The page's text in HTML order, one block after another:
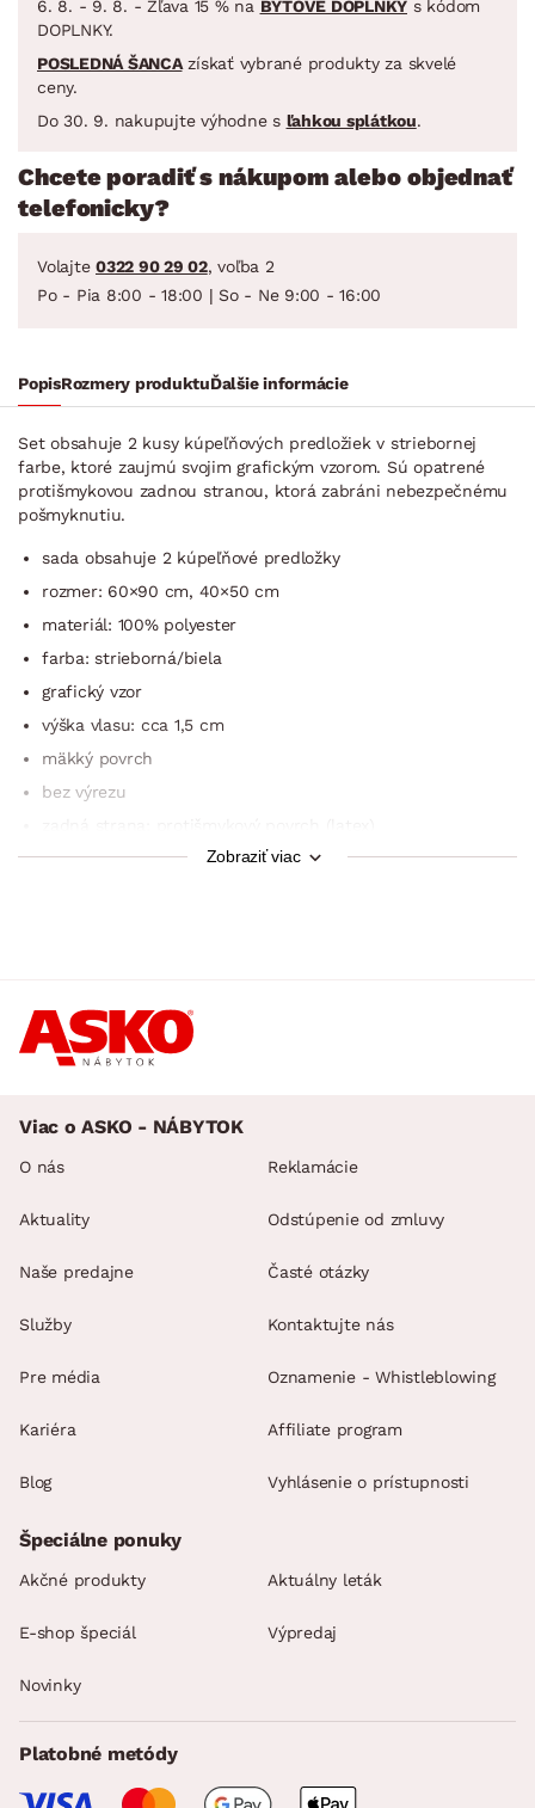
6. 8. - 9. 8. - Zľava 15 % na BYTOVÉ DOPLNKY s kódom
DOPLNKY.
POSLEDNÁ ŠANCAzískať vybrané produkty za skvelé
ceny.
Do 30. 9. nakupujte výhodne s ľahkou splátkou.
Chcete poradiť s nákupom alebo objednať
telefonicky?
Volajte 0322 90 29 02, voľba 2
Po - Pia 8:00 - 18:00 | So - Ne 9:00 - 16:00
PopisRozmery produktuĎalšie informácie
Set obsahuje 2 kusy kúpeľňových predložiek v striebornej
farbe, ktoré zaujmú svojim grafickým vzorom. Sú opatrené
protišmykovou zadnou stranou, ktorá zabráni nebezpečnému
pošmyknutiu.
sada obsahuje 2 kúpeľňové predložky
rozmer: 60×90 cm, 40×50 cm
materiál: 100% polyester
farba: strieborná/biela
grafický vzor
výška vlasu: cca 1,5 cm
mäkký povrch
bez výrezu
možno prať na 30 °CZobraziť viac
Viac o ASKO - NÁBYTOK
O nás
Aktuality
Naše predajne
Služby
Pre média
Kariéra
Blog
Reklamácie
Odstúpenie od zmluvy
Časté otázky
Kontaktujte nás
Oznamenie - Whistleblowing
Affiliate program
Vyhlásenie o prístupnosti
Špeciálne ponuky
Akčné produkty Aktuálny leták
E-shop špeciál Výpredaj
Novinky
Platobné metódy